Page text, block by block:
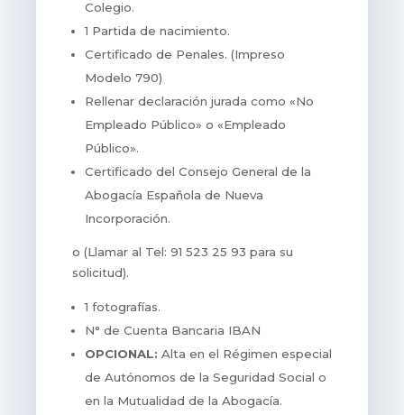
Colegio.
1 Partida de nacimiento.
Certificado de Penales. (Impreso
Modelo 790)
Rellenar declaración jurada como «No
Empleado Público» o «Empleado
Público».
Certificado del Consejo General de la
Abogacía Española de Nueva
Incorporación.
o (Llamar al Tel: 91 523 25 93 para su
solicitud).
1 fotografías.
N° de Cuenta Bancaria IBAN
OPCIONAL: Alta en el Régimen especial
de Autónomos de la Seguridad Social o
en la Mutualidad de la Abogacía.